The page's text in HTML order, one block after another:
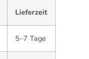
Lieferzeit
5–7 Tage